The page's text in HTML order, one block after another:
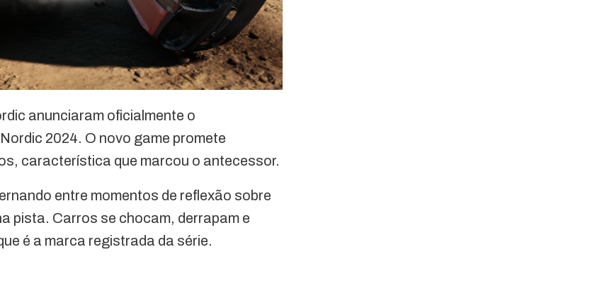
anunciaram oficialmente o
2024. O novo game promete
característica que marcou o antecessor.
entre momentos de reflexão sobre
pista. Carros se chocam, derrapam e
é a marca registrada da série.